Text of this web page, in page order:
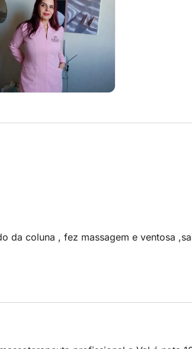
da coluna , fez massagem e ventosa